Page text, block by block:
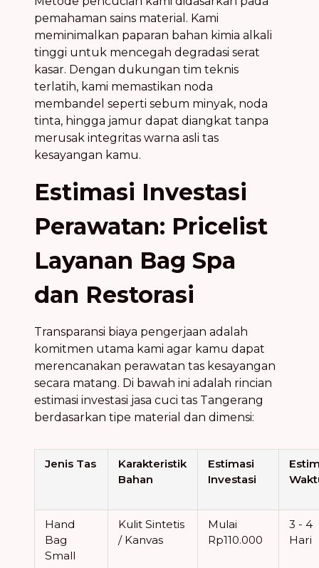
pemahaman sains material. Kami
meminimalkan paparan bahan kimia alkali
tinggi untuk mencegah degradasi serat
kasar. Dengan dukungan tim teknis
terlatih, kami memastikan noda
membandel seperti sebum minyak, noda
tinta, hingga jamur dapat diangkat tanpa
merusak integritas warna asli tas
kesayangan kamu.
Estimasi Investasi
Perawatan: Pricelist
Layanan Bag Spa
dan Restorasi
Transparansi biaya pengerjaan adalah
komitmen utama kami agar kamu dapat
merencanakan perawatan tas kesayangan
secara matang. Di bawah ini adalah rincian
estimasi investasi jasa cuci tas Tangerang
berdasarkan tipe material dan dimensi:
Jenis Tas
Karakteristik
Bahan
Estimasi
Investasi
Hand
Bag
Small
Kulit Sintetis
/ Kanvas
Mulai
Rp110.000
3 - 4
Hari